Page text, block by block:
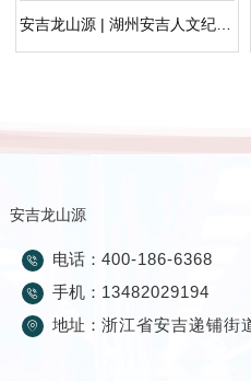
安吉龙山源 | 湖州安吉人文纪念园，长三角山水生态安葬
安吉龙山源
电话： 400-186-6368
手机： 13482029194
地址： 浙江省安吉递铺街